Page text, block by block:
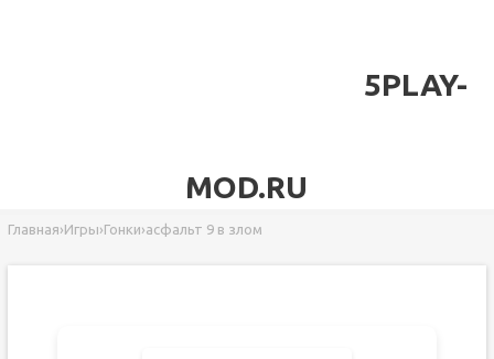
5PLAY-
MOD.RU
Главная›Игры›Гонки›асфальт 9 в злом